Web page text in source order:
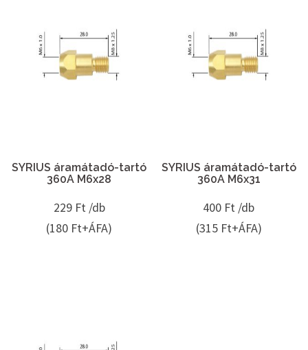
SYRIUS áramátadó-tartó
360A M6x28
229 Ft /db
(180 Ft+ÁFA)
SYRIUS áramátadó-tartó
360A M6x31
400 Ft /db
(315 Ft+ÁFA)